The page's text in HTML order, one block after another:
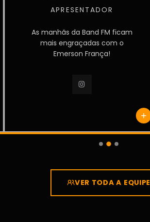
APRESENTADOR
As manhãs da Band FM ficam
mais engraçadas com o
Emerson França!
VER TODA A EQUIPE